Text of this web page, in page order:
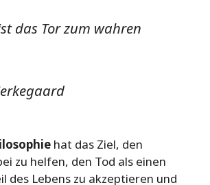
das Tor zum wahren
hat das Ziel, den
zu helfen, den Tod als einen
des Lebens zu akzeptieren und